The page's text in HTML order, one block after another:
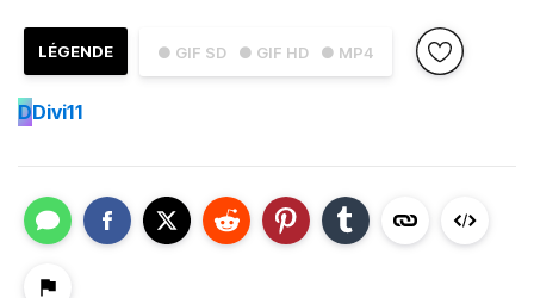
● GIF SD ● GIF HD ● MP4
LÉGENDE
DDivi11